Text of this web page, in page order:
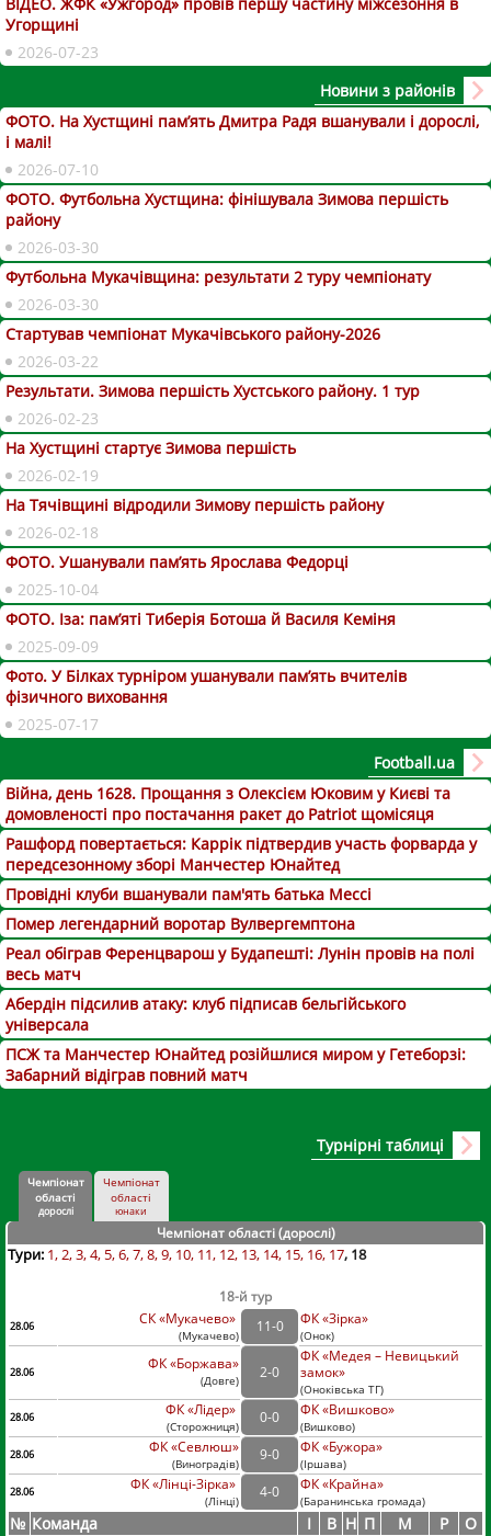
Угорщині
2026-07-23
Новини з районів
ФОТО. На Хустщині пам’ять Дмитра Радя вшанували і дорослі,
і малі!
2026-07-10
ФОТО. Футбольна Хустщина: фінішувала Зимова першість
району
2026-03-30
Футбольна Мукачівщина: результати 2 туру чемпіонату
2026-03-30
Стартував чемпіонат Мукачівського району-2026
2026-03-22
Результати. Зимова першість Хустського району. 1 тур
2026-02-23
На Хустщині стартує Зимова першість
2026-02-19
На Тячівщині відродили Зимову першість району
2026-02-18
ФОТО. Ушанували пам’ять Ярослава Федорці
2025-10-04
ФОТО. Іза: пам’яті Тиберія Ботоша й Василя Кеміня
2025-09-09
Фото. У Білках турніром ушанували пам’ять вчителів
фізичного виховання
2025-07-17
Football.ua
Війна, день 1628. Прощання з Олексієм Юковим у Києві та
домовленості про постачання ракет до Patriot щомісяця
Рашфорд повертається: Каррік підтвердив участь форварда у
передсезонному зборі Манчестер Юнайтед
Провідні клуби вшанували пам'ять батька Мессі
Помер легендарний воротар Вулвергемптона
Реал обіграв Ференцварош у Будапешті: Лунін провів на полі
весь матч
Абердін підсилив атаку: клуб підписав бельгійського
універсала
ПСЖ та Манчестер Юнайтед розійшлися миром у Гетеборзі:
Забарний відіграв повний матч
Турнірні таблиці
Чемпіонат
області
дорослі
Чемпіонат
області
юнаки
Чемпіонат області (дорослі)
Тури: 1 2 3 4 5 6 7 8 9 10 11 12 13 14 15 16 17 18
18-й тур
28.06 СК «Мукачево»
(Мукачево)
11-0 ФК «Зірка»
(Онок)
28.06
ФК «Боржава»
(Довге)
2-0
ФК «Медея – Невицький
замок»
(Оноківська ТГ)
28.06
ФК «Лідер»
(Сторожниця)
0-0 ФК «Вишково»
(Вишково)
28.06
ФК «Севлюш»
(Виноградів)
9-0 ФК «Бужора»
(Іршава)
28.06
ФК «Лінці-Зірка»
(Лінці)
4-0 ФК «Крайна»
(Баранинська громада)
№ Команда I В Н П М Р
О